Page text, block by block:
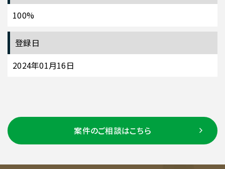
100%
登録日
2024年01月16日
案件のご相談はこちら